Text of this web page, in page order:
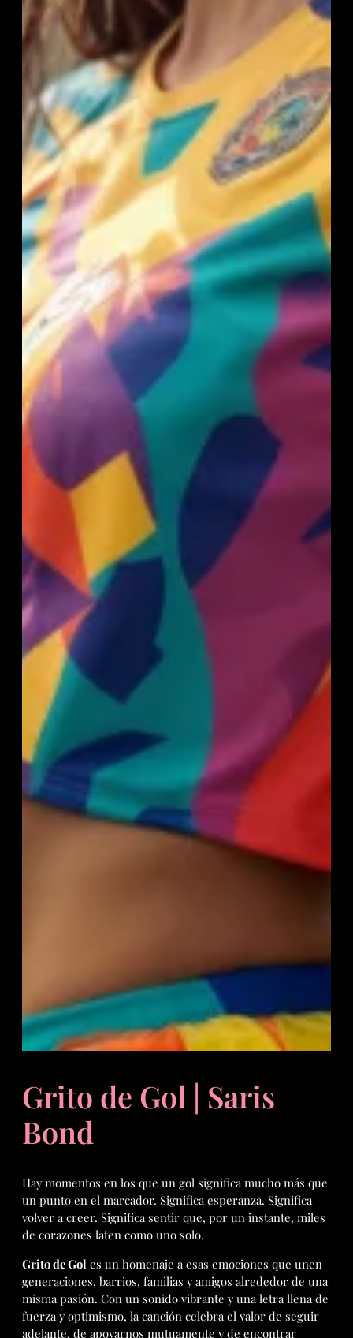
Grito de Gol | Saris
Bond
Hay momentos en los que un gol significa mucho más que
un punto en el marcador. Significa esperanza. Significa
volver a creer. Significa sentir que, por un instante, miles
de corazones laten como uno solo.
Grito de Gol es un homenaje a esas emociones que unen
generaciones, barrios, familias y amigos alrededor de una
misma pasión. Con un sonido vibrante y una letra llena de
fuerza y optimismo, la canción celebra el valor de seguir
adelante, de apoyarnos mutuamente y de encontrar